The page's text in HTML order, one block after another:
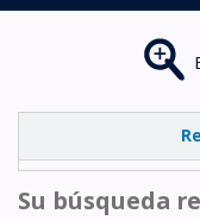
Su búsqueda